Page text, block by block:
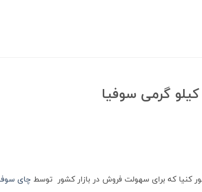
کنیا که برای سهولت فروش در بازار کشور توسط چای